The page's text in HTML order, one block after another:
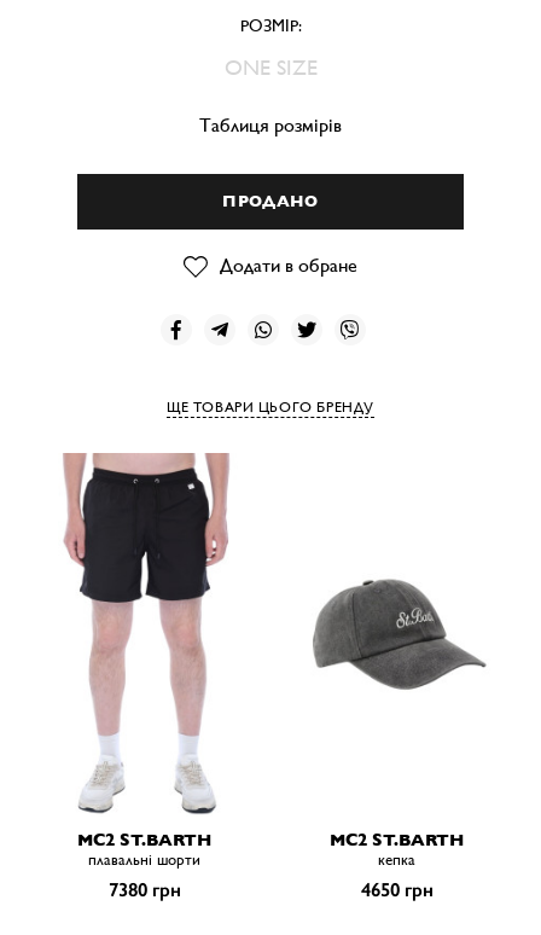
РОЗМІР:
ONE SIZE
Таблиця розмірів
ПРОДАНО
Додати в обране
ЩЕ ТОВАРИ ЦЬОГО БРЕНДУ
MC2 ST.BARTH
плавальні шорти
7380 грн
MC2 ST.BARTH
кепка
4650 грн